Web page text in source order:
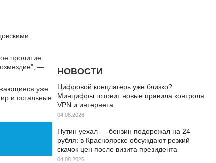
пролитие
—
уже
и остальные
НОВОСТИ
Цифровой концлагерь уже близко?
Минцифры готовит новые правила контроля
VPN и интернета
04.08.2026
Путин уехал — бензин подорожал на 24
рубля: в Красноярске обсуждают резкий
скачок цен после визита президента
04.08.2026